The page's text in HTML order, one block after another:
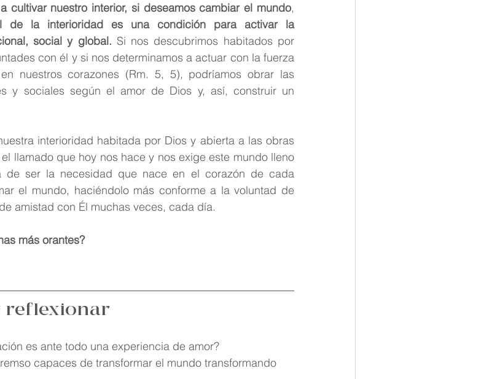
cultivar nuestro interior, si deseamos cambiar el mundo
de la interioridad es una condición para activar la
social y global. Si nos descubrimos habitados por
con él y si nos determinamos a actuar con la fuerza
nuestros corazones (Rm. 5, 5), podríamos obrar las
y sociales según el amor de Dios y, así, construir un
interioridad habitada por Dios y abierta a las obras
llamado que hoy nos hace y nos exige este mundo lleno
de ser la necesidad que nace en el corazón de cada
el mundo, haciéndolo más conforme a la voluntad de
amistad con Él muchas veces, cada día.
más orantes?
reflexionar
es ante todo una experiencia de amor?
capaces de transformar el mundo transformando